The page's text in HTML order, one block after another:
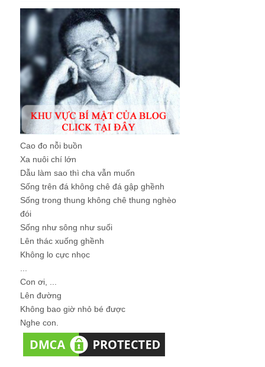
Cao đo nỗi buồn
Xa nuôi chí lớn
Dẫu làm sao thì cha vẫn muốn
Sống trên đá không chê đá gập ghềnh
Sống trong thung không chê thung nghèo
đói
Sống như sông như suối
Lên thác xuống ghềnh
Không lo cực nhọc
Con ơi, ...
Lên đường
Không bao giờ nhỏ bé được
Nghe con.